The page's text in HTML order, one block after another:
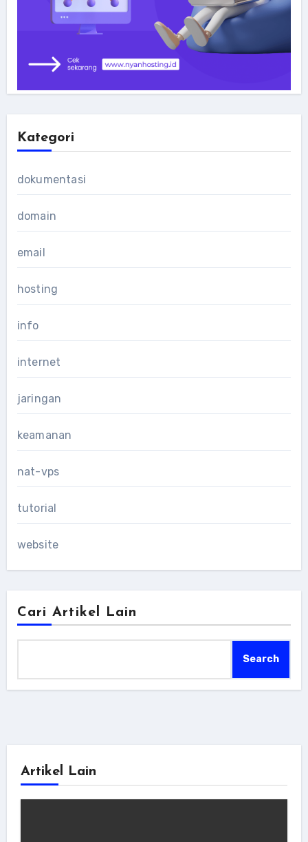
Kategori
dokumentasi
domain
email
hosting
info
internet
jaringan
keamanan
nat-vps
tutorial
website
Cari Artikel Lain
Search
Artikel Lain